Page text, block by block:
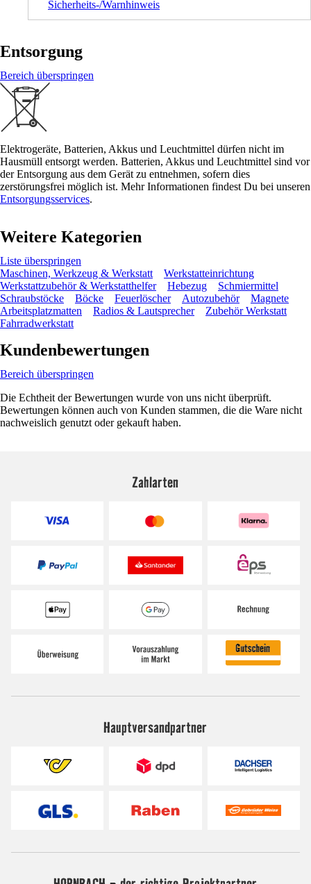
Sicherheits-/Warnhinweis
Entsorgung
Bereich überspringen
Elektrogeräte, Batterien, Akkus und Leuchtmittel dürfen nicht im
Hausmüll entsorgt werden. Batterien, Akkus und Leuchtmittel sind vor
der Entsorgung aus dem Gerät zu entnehmen, sofern dies
zerstörungsfrei möglich ist. Mehr Informationen findest Du bei unseren
Entsorgungsservices.
Weitere Kategorien
Liste überspringen
Maschinen, Werkzeug & Werkstatt
Werkstatteinrichtung
Werkstattzubehör & Werkstatthelfer
Hebezug
Schmiermittel
Schraubstöcke
Böcke Feuerlöscher Autozubehör
Magnete
Arbeitsplatzmatten
Radios & Lautsprecher
Zubehör Werkstatt
Fahrradwerkstatt
Kundenbewertungen
Bereich überspringen
Die Echtheit der Bewertungen wurde von uns nicht überprüft.
Bewertungen können auch von Kunden stammen, die die Ware nicht
nachweislich genutzt oder gekauft haben.
Zahlarten
Hauptversandpartner